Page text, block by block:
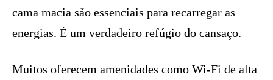
cama macia são essenciais para recarregar as
energias. É um verdadeiro refúgio do cansaço.
Muitos oferecem amenidades como Wi-Fi de alta